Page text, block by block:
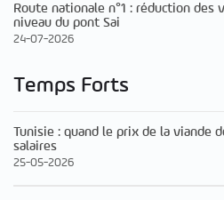
Route nationale n°1 : réduction des
niveau du pont Sai
24-07-2026
Temps Forts
Tunisie : quand le prix de la viande
salaires
25-05-2026